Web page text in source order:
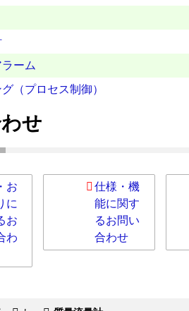
ーム
（プロセス制御）
せ
お
に
お
わ
仕様・機
能に関す
るお問い
合わせ